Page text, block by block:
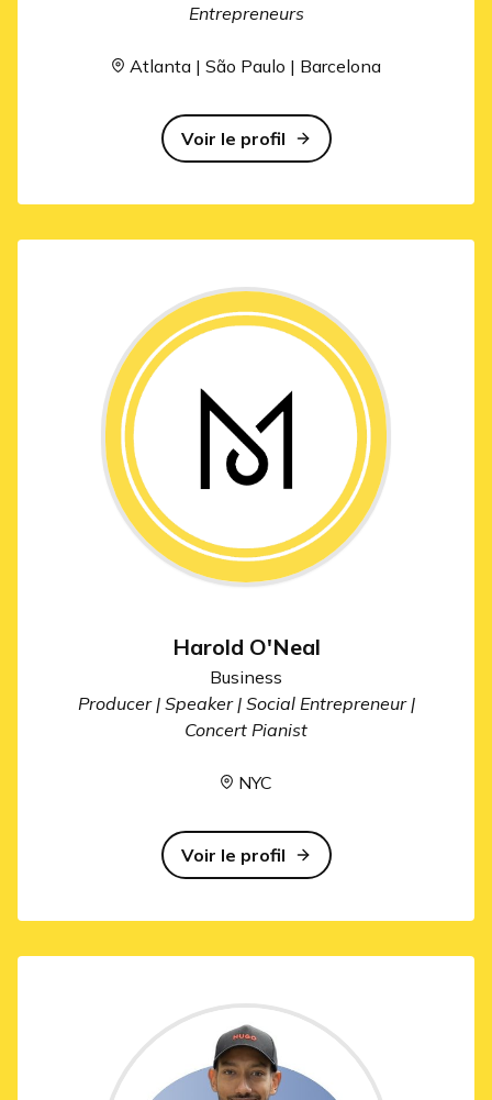
Entrepreneurs
Atlanta | São Paulo | Barcelona
Voir le profil
Harold O'Neal
Business
Producer | Speaker | Social Entrepreneur |
Concert Pianist
NYC
Voir le profil